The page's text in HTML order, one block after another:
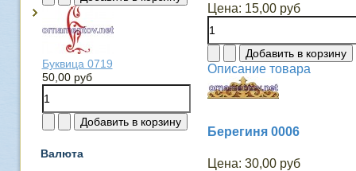
Буквица 0719
50,00 руб
Валюта
Цена: 15,00 руб
Описание товара
Берегиня 0006
Цена: 30,00 руб